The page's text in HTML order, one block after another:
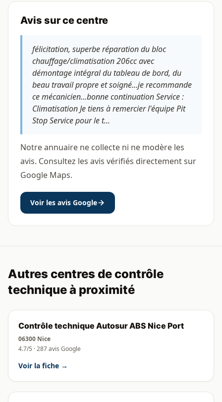
Avis sur ce centre
félicitation, superbe réparation du bloc
chauffage/climatisation 206cc avec
démontage intégral du tableau de bord, du
beau travail propre et soigné...je recommande
ce mécanicien...bonne continuation Service :
Climatisation Je tiens à remercier l'équipe Pit
Stop Service pour le t...
Notre annuaire ne collecte ni ne modère les
avis. Consultez les avis vérifiés directement sur
Google Maps.
Voir les avis Google
Autres centres de contrôle
technique à proximité
Contrôle technique Autosur ABS Nice Port
06300 Nice
4.7/5 · 287 avis Google
Voir la fiche →